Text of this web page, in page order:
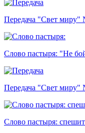
Передача "Свет миру"
Слово пастыря: "Не
Передача "Свет миру"
Слово пастыря: